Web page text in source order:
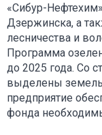
«Сибур-
Дзержинска, а
лесничества и
Программа
до 2025 года. Со
выделены
предприятие
фонда